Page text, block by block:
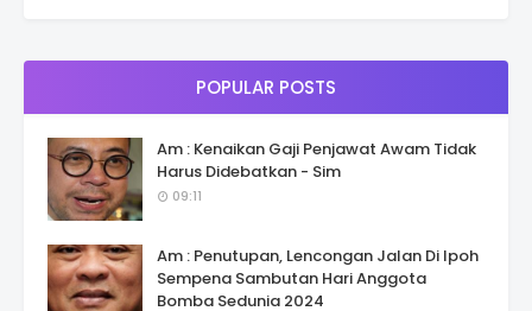
POPULAR POSTS
Am : Kenaikan Gaji Penjawat Awam Tidak
Harus Didebatkan - Sim
09:11
Am : Penutupan, Lencongan Jalan Di Ipoh
Sempena Sambutan Hari Anggota
Bomba Sedunia 2024